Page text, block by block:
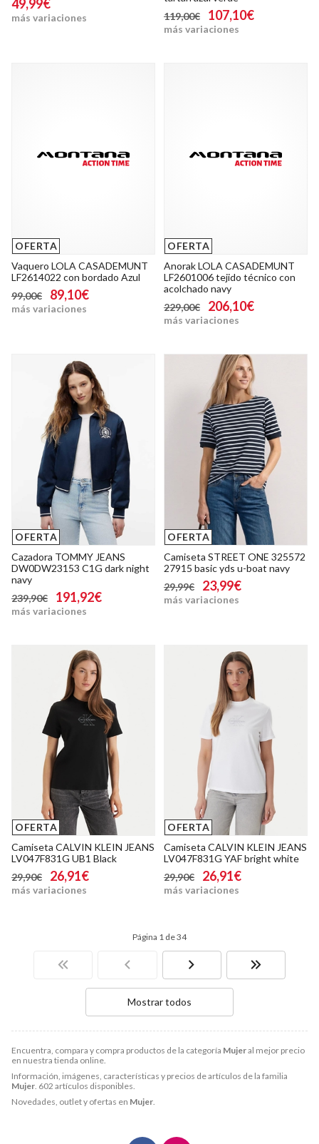
Encuentra, compara y compra productos de la categoría Mujeral mejor precio
en nuestra tienda online.
Información, imágenes, características y precios de artículos de la familia
Mujer. 602 artículos disponibles.
Novedades, outlet y ofertas en Mujer.
49,99€
más variaciones
119,00€
107,10€
más variaciones
OFERTA
Vaquero LOLA CASADEMUNT
LF2614022 con bordado Azul
99,00€
89,10€
más variaciones
OFERTA
Anorak LOLA CASADEMUNT
LF2601006 tejido técnico con
acolchado navy
229,00€
206,10€
más variaciones
OFERTA
Cazadora TOMMY JEANS
DW0DW23153 C1G dark night
navy
239,90€
191,92€
más variaciones
OFERTA
Camiseta STREET ONE 325572
27915 basic yds u-boat navy
29,99€
23,99€
más variaciones
OFERTA
Camiseta CALVIN KLEIN JEANS
LV047F831G UB1 Black
29,90€
26,91€
más variaciones
OFERTA
Camiseta CALVIN KLEIN JEANS
LV047F831G YAF bright white
29,90€
26,91€
más variaciones
Página 1 de 34
Mostrar todos